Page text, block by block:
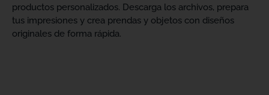
productos personalizados. Descarga los archivos, prepara
tus impresiones y crea prendas y objetos con diseños
originales de forma rápida.